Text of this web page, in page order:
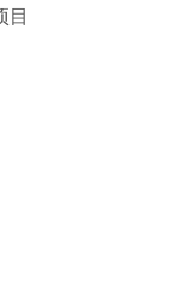
目